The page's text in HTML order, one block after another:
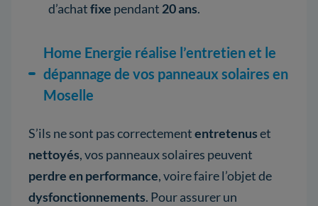
d’achatfixe pendant 20 ans.
Home Energie réalise l’entretien et le
dépannage de vos panneaux solaires en
Moselle
S’ils ne sont pas correctemententretenuset
nettoyés, vos panneaux solaires peuvent
perdre en performance, voire faire l’objet de
dysfonctionnements. Pour assurer un